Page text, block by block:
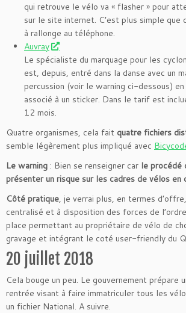
qui retrouve le vélo va « flasher » pour
sur le site internet. C’est plus simple que
à rallonge au téléphone.
Auvray
Le spécialiste du marquage pour les
est, depuis, entré dans la danse avec un
percussion (voir le warning ci-dessous)
associé à un sticker. Dans le tarif est
12 mois.
Quatre organismes, cela fait quatre fichiers
semble légèrement plus impliqué avec
Le warning : Bien se renseigner car le procédé
présenter un risque sur les cadres de vélos en
Côté pratique, je verrai plus, en termes
centralisé et à disposition des forces de
place permettant au propriétaire de vélo de
gravage et intégrant le coté user-friendly du
20 juillet 2018
Cela bouge un peu. Le gouvernement prépare
rentrée visant à faire immatriculer tous les
un fichier National. A suivre.